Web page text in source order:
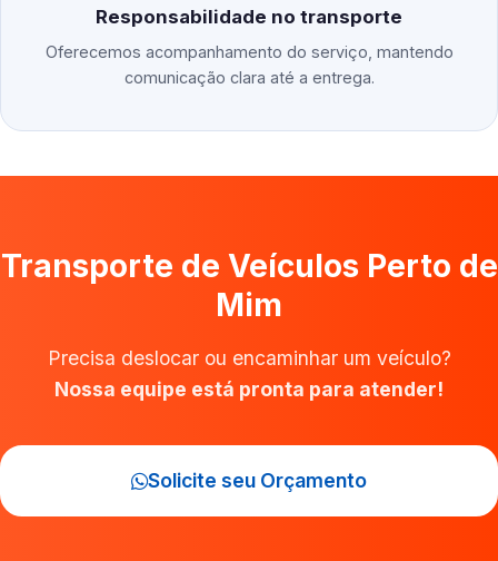
Responsabilidade no transporte
Oferecemos acompanhamento do serviço, mantendo
comunicação clara até a entrega.
Transporte de Veículos Perto de
Mim
Precisa deslocar ou encaminhar um veículo?
Nossa equipe está pronta para atender!
Solicite seu Orçamento